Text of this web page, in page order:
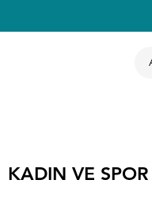
KADIN VE SPOR